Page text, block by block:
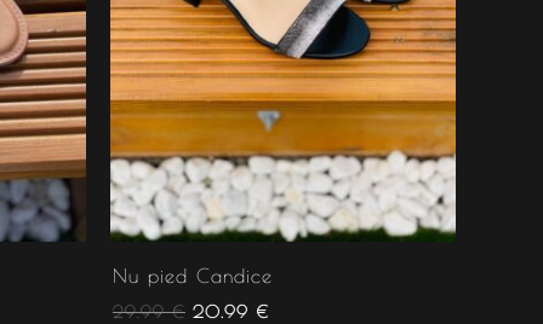
Nu pied Candice
29.99€ 20.99 €